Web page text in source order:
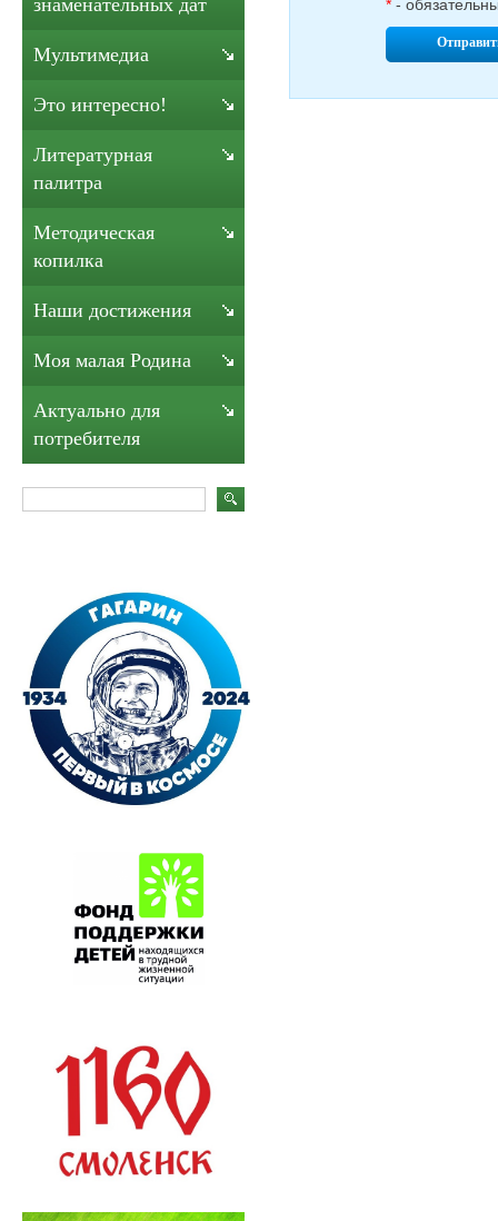
* -
знаменательных дат
Мультимедиа
Это интересно!
Литературная
палитра
Методическая
копилка
Наши достижения
Моя малая Родина
Актуально для
потребителя